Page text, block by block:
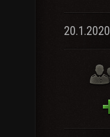
20.1.2020